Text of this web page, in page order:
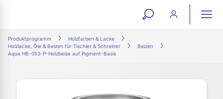
open
Produktprogramm
Holzfarben & Lacke
Holzlacke, Öle & Beizen für Tischler & Schreiner
Beizen
Aqua HB-053-P-Holzbeize auf Pigment-Basis